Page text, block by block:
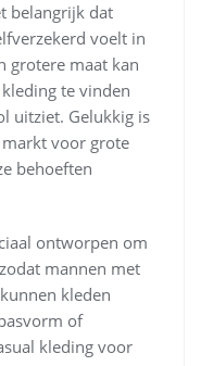
belangrijk dat
voelt in
grotere maat kan
te vinden
uitziet. Gelukkig is
voor grote
behoeften
ontworpen om
mannen met
kleden
of
kleding voor